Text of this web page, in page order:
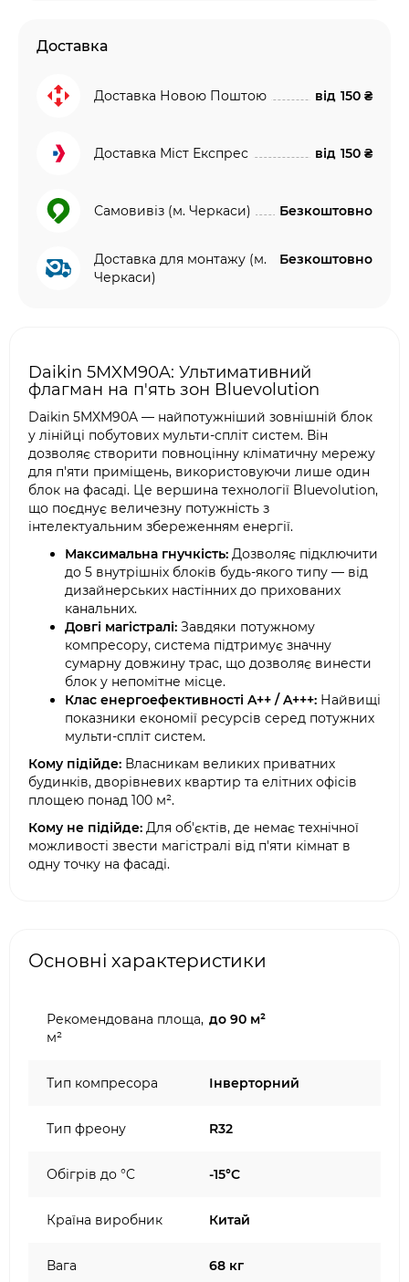
Доставка
Доставка Новою Поштою від 150 ₴
Доставка Міст Експрес від 150 ₴
Самовивіз (м. Черкаси) Безкоштовно
Доставка для монтажу (м.
Черкаси)
Безкоштовно
Daikin 5MXM90A: Ультимативний
флагман на п'ять зон Bluevolution
Daikin 5MXM90A — найпотужніший зовнішній блок
у лінійці побутових мульти-спліт систем. Він
дозволяє створити повноцінну кліматичну мережу
для п'яти приміщень, використовуючи лише один
блок на фасаді. Це вершина технології Bluevolution,
що поєднує величезну потужність з
інтелектуальним збереженням енергії.
Максимальна гнучкість: Дозволяє підключити
до 5 внутрішніх блоків будь-якого типу — від
дизайнерських настінних до прихованих
канальних.
Довгі магістралі: Завдяки потужному
компресору, система підтримує значну
сумарну довжину трас, що дозволяє винести
блок у непомітне місце.
Клас енергоефективності A++ / A+++: Найвищі
показники економії ресурсів серед потужних
мульти-спліт систем.
Кому підійде: Власникам великих приватних
будинків, дворівневих квартир та елітних офісів
площею понад 100 м².
Кому не підійде: Для об'єктів, де немає технічної
можливості звести магістралі від п'яти кімнат в
одну точку на фасаді.
Основні характеристики
Рекомендована площа,
м²
до 90 м²
Тип компресора Інверторний
Тип фреону R32
Обігрів до °C -15°C
Країна виробник Китай
Вага 68 кг